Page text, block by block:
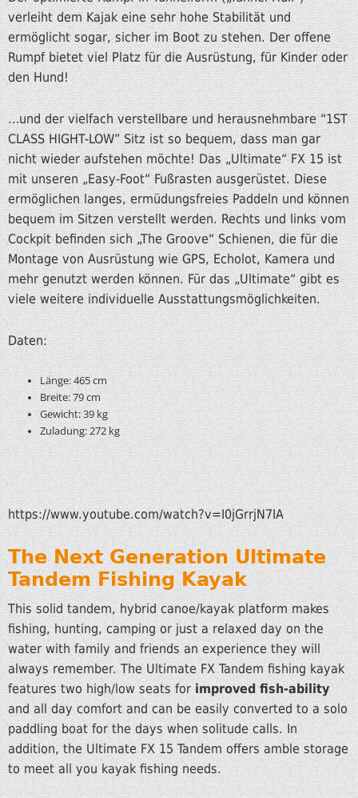
verleiht dem Kajak eine sehr hohe Stabilität und
ermöglicht sogar, sicher im Boot zu stehen. Der offene
Rumpf bietet viel Platz für die Ausrüstung, für Kinder oder
den Hund!
…und der vielfach verstellbare und herausnehmbare “1ST
CLASS HIGHT-LOW” Sitz ist so bequem, dass man gar
nicht wieder aufstehen möchte! Das „Ultimate“ FX 15 ist
mit unseren „Easy-Foot“ Fußrasten ausgerüstet. Diese
ermöglichen langes, ermüdungsfreies Paddeln und können
bequem im Sitzen verstellt werden. Rechts und links vom
Cockpit befinden sich „The Groove“ Schienen, die für die
Montage von Ausrüstung wie GPS, Echolot, Kamera und
mehr genutzt werden können. Für das „Ultimate“ gibt es
viele weitere individuelle Ausstattungsmöglichkeiten.
Daten:
Länge: 465 cm
Breite: 79 cm
Gewicht: 39 kg
Zuladung: 272 kg
https://www.youtube.com/watch?v=I0jGrrjN7IA
The Next Generation Ultimate
Tandem Fishing Kayak
This solid tandem, hybrid canoe/kayak platform makes
fishing, hunting, camping or just a relaxed day on the
water with family and friends an experience they will
always remember. The Ultimate FX Tandem fishing kayak
features two high/low seats forimproved fish-ability
and all day comfort and can be easily converted to a solo
paddling boat for the days when solitude calls. In
addition, the Ultimate FX 15 Tandem offers amble storage
to meet all you kayak fishing needs.